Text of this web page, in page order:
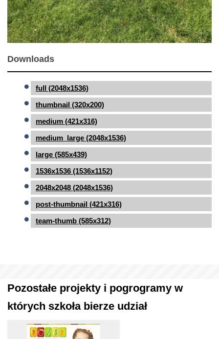
Downloads
full (2048x1536)
thumbnail (320x200)
medium (421x316)
medium_large (2048x1536)
large (585x439)
1536x1536 (1536x1152)
2048x2048 (2048x1536)
post-thumbnail (421x316)
team-thumb (585x312)
Pozostałe projekty i pogrogramy w
których szkoła bierze udział